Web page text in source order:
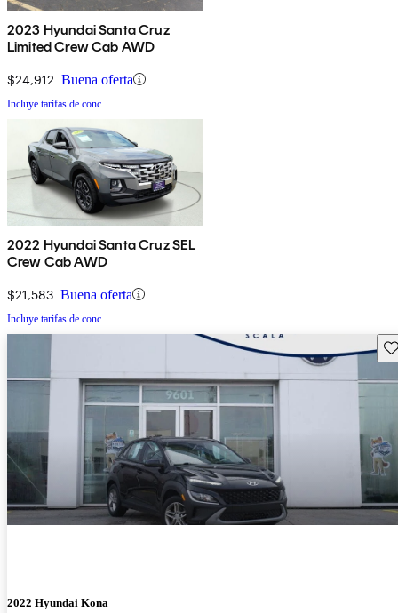
2023 Hyundai Santa Cruz
Limited Crew Cab AWD
$24,912 Buena oferta
Incluye tarifas de conc.
2022 Hyundai Santa Cruz SEL
Crew Cab AWD
$21,583 Buena oferta
Incluye tarifas de conc.
2022 Hyundai Kona